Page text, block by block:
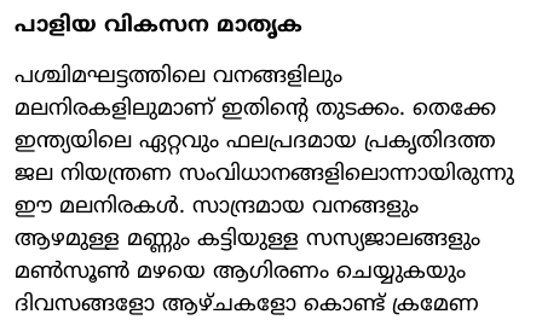
പാളിയ വികസന മാതൃക
പശ്ചിമഘട്ടത്തിലെ വനങ്ങളിലും
മലനിരകളിലുമാണ് ഇതിന്റെ തുടക്കം. തെക്കേ
ഇന്ത്യയിലെ ഏറ്റവും ഫലപ്രദമായ പ്രകൃതിദത്ത
ജല നിയന്ത്രണ സംവിധാനങ്ങളിലൊന്നായിരുന്നു
ഈ മലനിരകൾ. സാന്ദ്രമായ വനങ്ങളും
ആഴമുള്ള മണ്ണും കട്ടിയുള്ള സസ്യജാലങ്ങളും
മൺസൂൺ മഴയെ ആഗിരണം ചെയ്യുകയും
ദിവസങ്ങളോ ആഴ്ചകളോ കൊണ്ട് ക്രമേണ